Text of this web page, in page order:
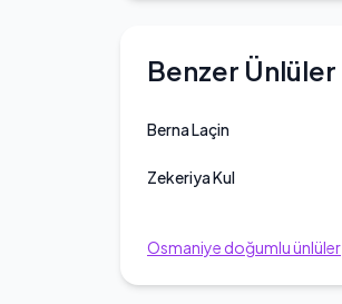
Benzer Ünlüler
Berna Laçin
Zekeriya Kul
Osmaniye doğumlu ünlüler